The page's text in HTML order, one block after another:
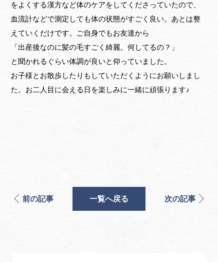
をよくする漢方など体のケアをしてくださっていたので、
血流計などで測定しても体の状態がすごく良い。あとは整
えていくだけです。ご自身でもお友達から
「出産後なのに髪の毛すごく綺麗。何してるの？」
と聞かれるぐらい体調が良いと仰っていました。
お子様とお散歩したりもしていただくようにお願いしまし
た。お二人目に会える日を楽しみに一緒に頑張ります♪
前の記事 一覧へ戻る 次の記事